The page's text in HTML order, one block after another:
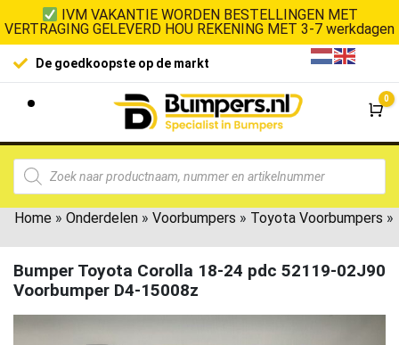
IVM VAKANTIE WORDEN BESTELLINGEN MET
VERTRAGING GELEVERD HOU REKENING MET 3-7 werkdagen
De goedkoopste op de markt
0
Home » Onderdelen » Voorbumpers » Toyota Voorbumpers »
Bumper Toyota Corolla 18-24 pdc 52119-02J90
Voorbumper D4-15008z